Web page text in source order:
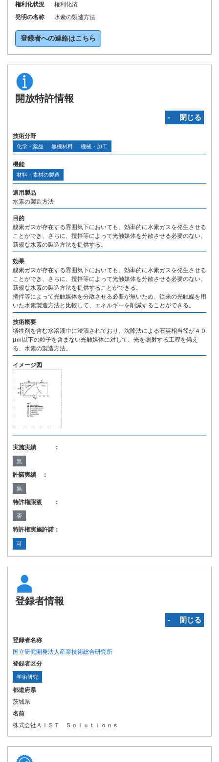
権利化状況
権利化済
発明の名称
水素の製造方法
登録者への連絡はこちら
開放特許情報
‐ 閉じる
技術分野
化学・薬品 無機材料 機械・加工
機能
材料・素材の製造
適用製品
水素の製造方法
目的
酸素ガスが存在する雰囲気下においても、効率的に水素ガスを発生させる
ことができ、さらに、攪拌等によって光触媒体を分散させる必要のない、
新規な水素の製造方法を提供する。
効果
酸素ガスが存在する雰囲気下においても、効率的に水素ガスを発生させる
ことができ、さらに、攪拌等によって光触媒体を分散させる必要のない、
新規な水素の製造方法を提供することができる。
攪拌等によって光触媒体を分散させる必要が無いため、従来の光触媒を用
いた水素製造方法と比較して、エネルギーを削減することができる。
技術概要
犠牲剤を含む水溶液中に浸漬されており、沈降法による石英相当径が４０
μｍ以下の粒子を含まない光触媒体に対して、光を照射する工程を備え
る、水素の製造方法。
イメージ図
実施実績 ：
無
許諾実績 ：
無
特許権譲渡 ：
否
特許権実施許諾：
可
登録者情報
‐ 閉じる
登録者名称
国立研究開発法人産業技術総合研究所
登録者区分
学術研究
都道府県
茨城県
名前
株式会社ＡＩＳＴ Ｓｏｌｕｔｉｏｎｓ